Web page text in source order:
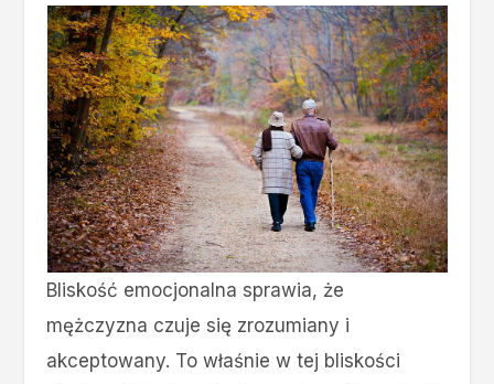
Bliskość emocjonalna sprawia, że
mężczyzna czuje się zrozumiany i
akceptowany. To właśnie w tej bliskości